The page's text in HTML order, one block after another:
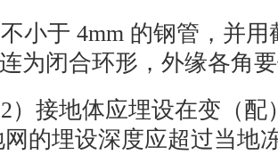
于 4mm 的钢管，并用
为闭合环形，外缘各角
接地体应埋设在变（配
网的埋设深度应超过当地